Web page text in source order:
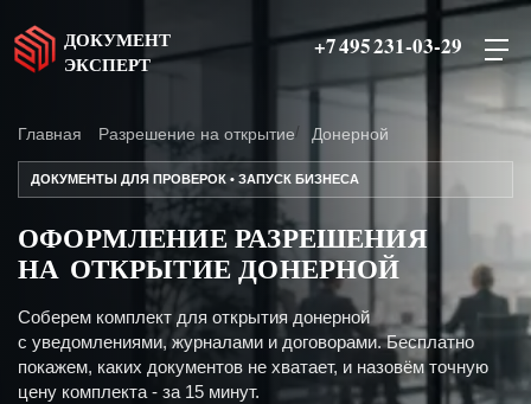
ДОКУМЕНТ
ЭКСПЕРТ
+7 495 231-03-29
Главная Разрешение на открытие Донерной
ДОКУМЕНТЫ ДЛЯ ПРОВЕРОК • ЗАПУСК БИЗНЕСА
ОФОРМЛЕНИЕ РАЗРЕШЕНИЯ
НА ОТКРЫТИЕ ДОНЕРНОЙ
Соберем комплект для открытия донерной
с уведомлениями, журналами и договорами. Бесплатно
покажем, каких документов не хватает, и назовём точную
цену комплекта - за 15 минут.